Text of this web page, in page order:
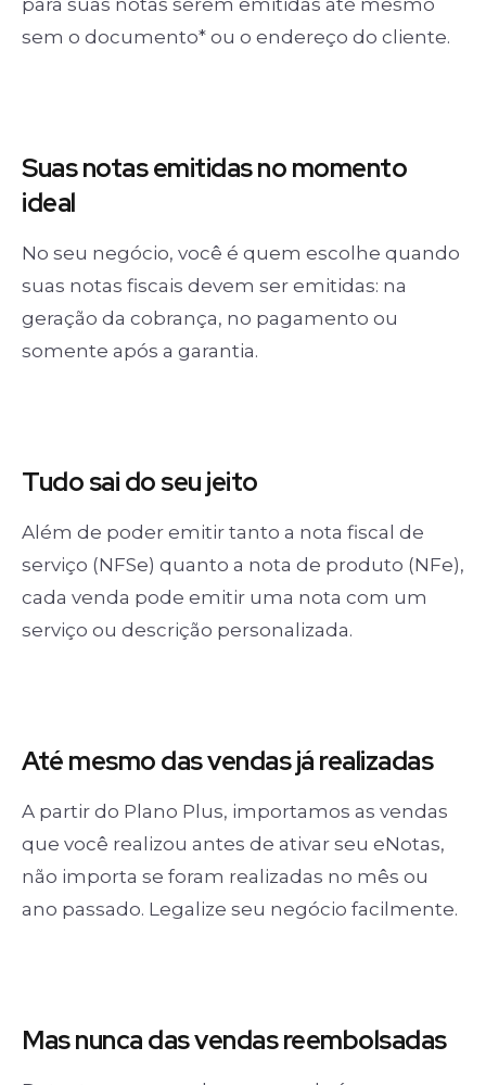
para suas notas serem emitidas até mesmo
sem o documento* ou o endereço do cliente.
Suas notasemitidas no momento
ideal
No seu negócio, você é quem escolhe quando
suas notas fiscais devem ser emitidas: na
geração da cobrança, no pagamento ou
somente após a garantia.
Tudo saido seu jeito
Além de poder emitir tanto a nota fiscal de
serviço (NFSe) quanto a nota de produto (NFe),
cada venda pode emitir uma nota com um
serviço ou descrição personalizada.
Até mesmo dasvendas já realizadas
A partir do Plano Plus, importamos as vendas
que você realizou antes de ativar seu eNotas,
não importa se foram realizadas no mês ou
ano passado. Legalize seu negócio facilmente.
Mas nuncadas vendasreembolsadas